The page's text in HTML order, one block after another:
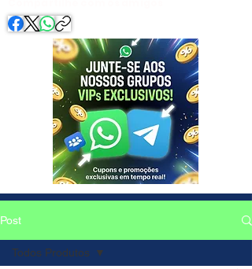
Post
Todos Produtos